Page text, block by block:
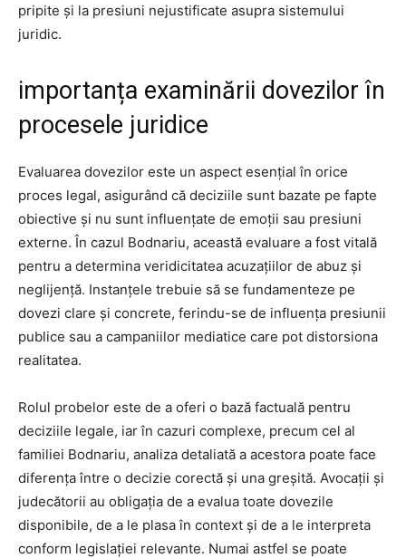
pripite și la presiuni nejustificate asupra sistemului
juridic.
importanța examinării dovezilor în
procesele juridice
Evaluarea dovezilor este un aspect esențial în orice
proces legal, asigurând că deciziile sunt bazate pe fapte
obiective și nu sunt influențate de emoții sau presiuni
externe. În cazul Bodnariu, această evaluare a fost vitală
pentru a determina veridicitatea acuzațiilor de abuz și
neglijență. Instanțele trebuie să se fundamenteze pe
dovezi clare și concrete, ferindu-se de influența presiunii
publice sau a campaniilor mediatice care pot distorsiona
realitatea.
Rolul probelor este de a oferi o bază factuală pentru
deciziile legale, iar în cazuri complexe, precum cel al
familiei Bodnariu, analiza detaliată a acestora poate face
diferența între o decizie corectă și una greșită. Avocații și
judecătorii au obligația de a evalua toate dovezile
disponibile, de a le plasa în context și de a le interpreta
conform legislației relevante. Numai astfel se poate